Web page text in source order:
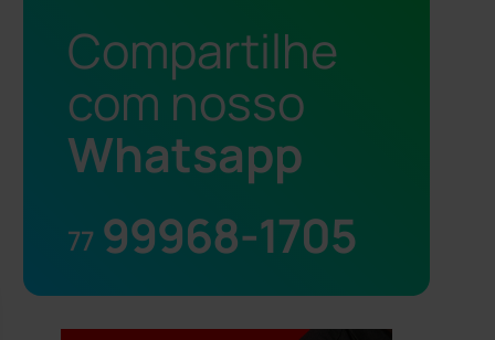
Compartilhe
com nosso
Whatsapp
77 99968-1705